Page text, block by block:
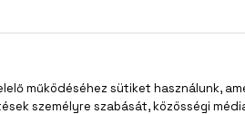
MERCEDES-BENZ
19.200 Ft -tól